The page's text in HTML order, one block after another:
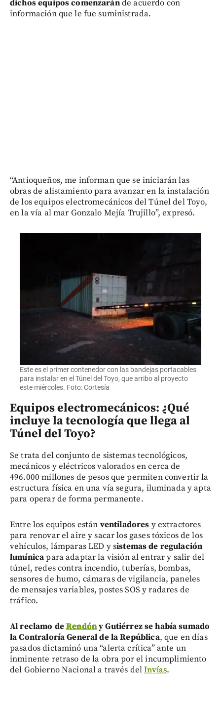
dichos equipos comenzaránde acuerdo con
información que le fue suministrada.
“Antioqueños, me informan que se iniciarán las
obras de alistamiento para avanzar en la instalación
de los equipos electromecánicos del Túnel del Toyo,
en la vía al mar Gonzalo Mejía Trujillo”, expresó.
Este es el primer contenedor con las bandejas portacables
para instalar en el Túnel del Toyo, que arribo al proyecto
este miércoles. Foto: Cortesía
Equipos electromecánicos: ¿Qué
incluye la tecnología que llega al
Túnel del Toyo?
Se trata del conjunto de sistemas tecnológicos,
mecánicos y eléctricos valorados en cerca de
496.000 millones de pesos que permiten convertir la
estructura física en una vía segura, iluminada y apta
para operar de forma permanente.
Entre los equipos están ventiladores y extractores
para renovar el aire y sacar los gases tóxicos de los
vehículos, lámparas LED y sistemas de regulación
lumínicapara adaptar la visión al entrar y salir del
túnel, redes contra incendio, tuberías, bombas,
sensores de humo, cámaras de vigilancia, paneles
de mensajes variables, postes SOS y radares de
tráfico.
Al reclamo deRendóny Gutiérrez se había sumado
la Contraloría General de la República, que en días
pasados dictaminó una “alerta crítica” ante un
inminente retraso de la obra por el incumplimiento
del Gobierno Nacional a través delInvías.